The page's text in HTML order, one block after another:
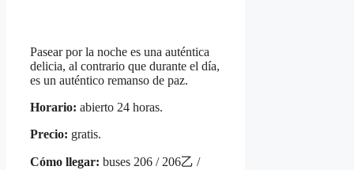
Pasear por la noche es una auténtica
delicia, al contrario que durante el día,
es un auténtico remanso de paz.
Horario: abierto 24 horas.
Precio: gratis.
Cómo llegar: buses 206 / 206乙 /